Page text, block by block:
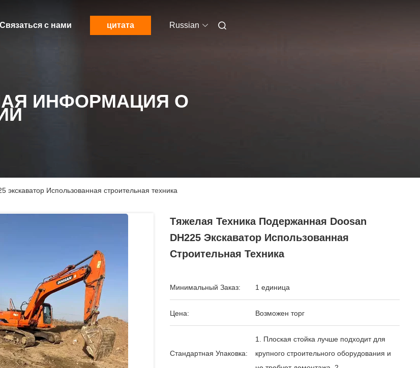
Связаться с нами цитата Russian
ИНФОРМАЦИЯ О
Использованная строительная техника
Тяжелая Техника Подержанная Doosan
DH225 Экскаватор Использованная
Строительная Техника
Минимальный Заказ: 1 единица
Цена: Возможен торг
Стандартная Упаковка:
1. Плоская стойка лучше подходит для
крупного строительного оборудования и